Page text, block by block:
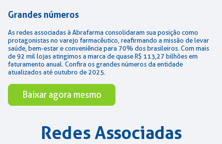
Grandes números
As redes associadas à Abrafarma consolidaram sua posição como
protagonistas no varejo farmacêutico, reafirmando a missão de levar
saúde, bem-estar e conveniência para 70% dos brasileiros. Com mais
de 92 mil lojas atingimos a marca de quase R$ 113,27 bilhões em
faturamento anual. Confira os grandes números da entidade
atualizados até outubro de 2025.
Baixar agora mesmo
Redes Associadas